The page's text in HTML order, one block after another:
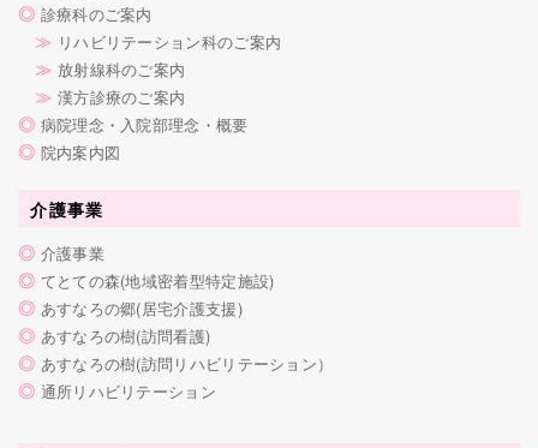
◎ 診療科のご案内
≫ リハビリテーション科のご案内
≫ 放射線科のご案内
≫ 漢方診療のご案内
◎ 病院理念・入院部理念・概要
◎ 院内案内図
介護事業
◎ 介護事業
◎ てとての森(地域密着型特定施設)
◎ あすなろの郷(居宅介護支援)
◎ あすなろの樹(訪問看護)
◎ あすなろの樹(訪問リハビリテーション）
◎ 通所リハビリテーション